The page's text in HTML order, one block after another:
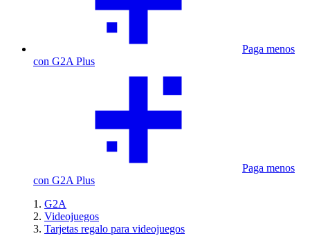
Paga menos
con G2A Plus
Paga menos
con G2A Plus
G2A
Videojuegos
Tarjetas regalo para videojuegos